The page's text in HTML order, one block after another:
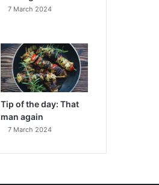
7 March 2024
Tip of the day: That
man again
7 March 2024